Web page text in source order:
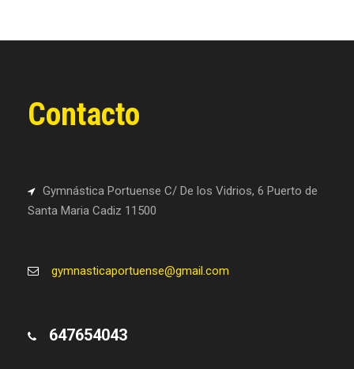
Contacto
Gymnástica Portuense C/ De los Vidrios, 6 Puerto de
Santa Maria Cadiz 11500
gymnasticaportuense@gmail.com
647654043